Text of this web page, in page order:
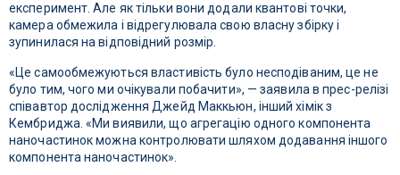
експеримент. Але як тільки вони додали квантові точки,
камера обмежила і відрегулювала свою власну збірку і
зупинилася на відповідний розмір.
«Це самообмежуються властивість було несподіваним, це не
було тим, чого ми очікували побачити», — заявила в прес-релізі
співавтор дослідження Джейд Маккьюн, інший хімік з
Кембриджа. «Ми виявили, що агрегацію одного компонента
наночастинок можна контролювати шляхом додавання іншого
компонента наночастинок».